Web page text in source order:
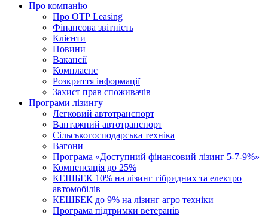
Про компанію
Про ОТР Leasing
Фінансова звітність
Клієнти
Новини
Вакансії
Комплаєнс
Розкриття інформації
Захист прав споживачів
Програми лізингу
Легковий автотранспорт
Вантажний автотранспорт
Cільськогосподарська техніка
Вагони
Програма «Доступний фінансовий лізинг 5-7-9%»
Компенсація до 25%
КЕШБЕК 10% на лізинг гібридних та електро
автомобілів
КЕШБЕК до 9% на лізинг агро техніки
Програма підтримки ветеранів